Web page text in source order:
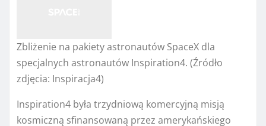
Zbliżenie na pakiety astronautów SpaceX dla
specjalnych astronautów Inspiration4. (Źródło
zdjęcia: Inspiracja4)
Inspiration4 była trzydniową komercyjną misją
kosmiczną sfinansowaną przez amerykańskiego